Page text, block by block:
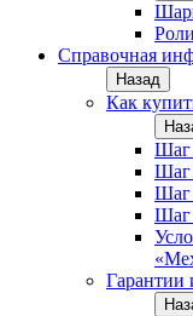
Справочная
Назад
Как
Шаг
Шаг
Шаг
Шаг
Гарантии